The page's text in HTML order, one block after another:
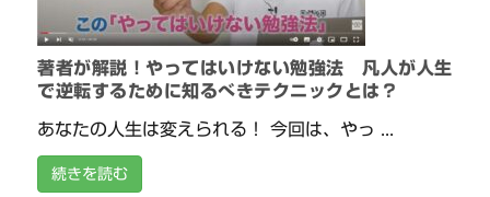
著者が解説！やってはいけない勉強法 凡人が人生
で逆転するために知るべきテクニックとは？
あなたの人生は変えられる！ 今回は、やっ ...
続きを読む